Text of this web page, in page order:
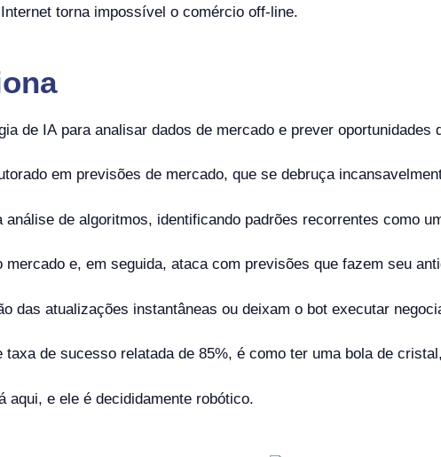
torna impossível o comércio off-line.
de IA para analisar dados de mercado e prever oportunidades
em previsões de mercado, que se debruça
análise de algoritmos, identificando padrões recorrentes como
e, em seguida, ataca com previsões que fazem seu
das atualizações instantâneas ou deixam o bot executar
taxa de sucesso relatada de 85%, é como ter uma bola de
aqui, e ele é decididamente robótico.